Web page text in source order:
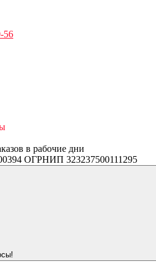
56
в рабочие дни
ОГРНИП 323237500111295